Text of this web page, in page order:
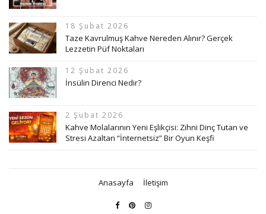
18 Şubat 2026
Taze Kavrulmuş Kahve Nereden Alınır? Gerçek
Lezzetin Püf Noktaları
12 Şubat 2026
İnsülin Direnci Nedir?
2 Şubat 2026
Kahve Molalarının Yeni Eşlikçisi: Zihni Dinç Tutan ve
Stresi Azaltan “İnternetsiz” Bir Oyun Keşfi
Anasayfa İletişim